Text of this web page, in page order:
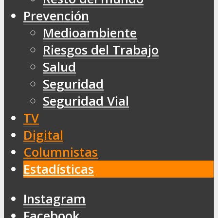
Prevención
Medioambiente
Riesgos del Trabajo
Salud
Seguridad
Seguridad Vial
TV
Digital
Columnistas
Estadísticas
Instagram